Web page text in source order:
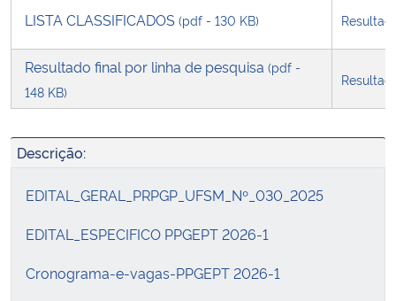
LISTA CLASSIFICADOS (pdf - 130 KB)
Resultado final por linha de pesquisa (pdf -
148 KB)
Descrição:
EDITAL_GERAL_PRPGP_UFSM_Nº_030_2025
EDITAL_ESPECIFICO PPGEPT 2026-1
Cronograma-e-vagas-PPGEPT 2026-1